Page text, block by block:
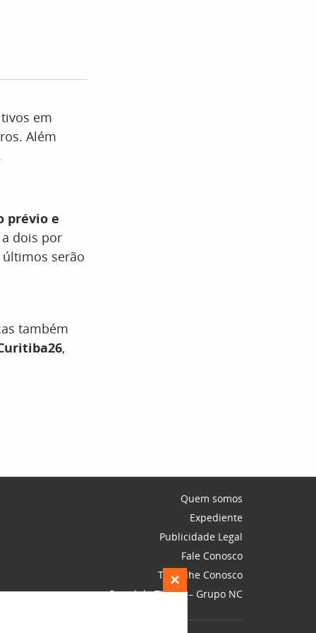
em
Além
prévio e
dois por
últimos serão
também
,
Quem somos
Expediente
Publicidade Legal
Fale Conosco
Trabalhe Conosco
Portal do Titular – Grupo NC
×